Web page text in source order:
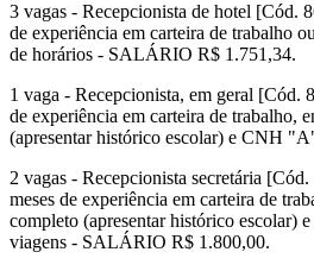
3 vagas - Recepcionista de hotel [Cód.
de experiência em carteira de trabalho
de horários - SALÁRIO R$ 1.751,34.
1 vaga - Recepcionista, em geral [Cód.
de experiência em carteira de trabalho,
(apresentar histórico escolar) e CNH
2 vagas - Recepcionista secretária
meses de experiência em carteira de
completo (apresentar histórico escolar)
viagens - SALÁRIO R$ 1.800,00.